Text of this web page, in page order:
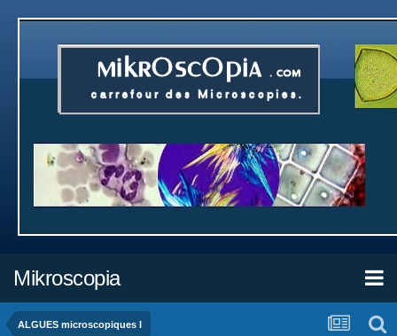
Mikroscopia
ALGUES microscopiques I